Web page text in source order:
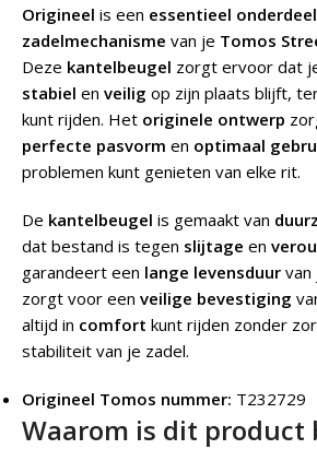
Origineel is een essentieel onderdeel
zadelmechanisme van je Tomos
Deze kantelbeugel zorgt ervoor dat
stabiel en veilig op zijn plaats blijft,
kunt rijden. Het originele ontwerp
perfecte pasvorm en optimaal
problemen kunt genieten van elke rit.
De kantelbeugel is gemaakt van
dat bestand is tegen slijtage en
garandeert een lange levensduur van
zorgt voor een veilige bevestiging
altijd in comfort kunt rijden zonder
stabiliteit van je zadel.
Origineel Tomos nummer: T232729
Waarom is dit product